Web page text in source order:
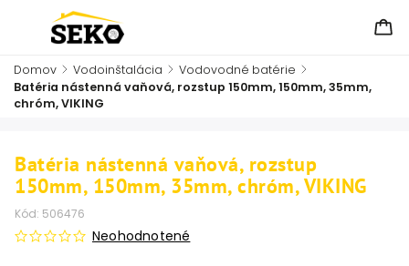
Domov / Vodoinštalácia / Vodovodné batérie /
Batéria nástenná vaňová, rozstup 150mm, 150mm, 35mm,
chróm, VIKING
Batéria nástenná vaňová, rozstup
150mm, 150mm, 35mm, chróm, VIKING
Kód: 506476
Neohodnotené